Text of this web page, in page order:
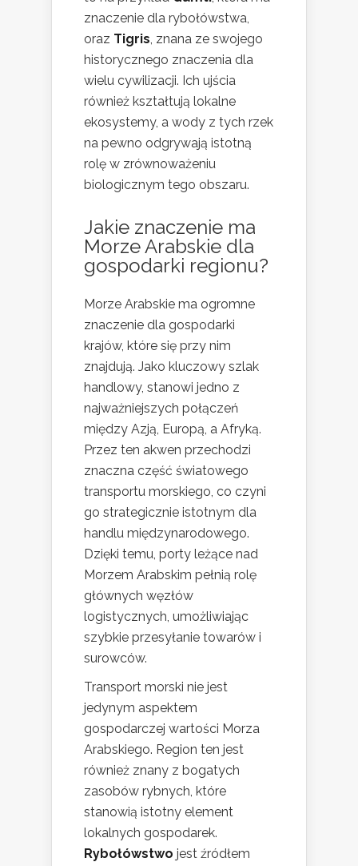
znaczenie dla rybołówstwa,
oraz Tigris, znana ze swojego
historycznego znaczenia dla
wielu cywilizacji. Ich ujścia
również kształtują lokalne
ekosystemy, a wody z tych rzek
na pewno odgrywają istotną
rolę w zrównoważeniu
biologicznym tego obszaru.
Jakie znaczenie ma
Morze Arabskie dla
gospodarki regionu?
Morze Arabskie ma ogromne
znaczenie dla gospodarki
krajów, które się przy nim
znajdują. Jako kluczowy szlak
handlowy, stanowi jedno z
najważniejszych połączeń
między Azją, Europą, a Afryką.
Przez ten akwen przechodzi
znaczna część światowego
transportu morskiego, co czyni
go strategicznie istotnym dla
handlu międzynarodowego.
Dzięki temu, porty leżące nad
Morzem Arabskim pełnią rolę
głównych węzłów
logistycznych, umożliwiając
szybkie przesyłanie towarów i
surowców.
Transport morski nie jest
jedynym aspektem
gospodarczej wartości Morza
Arabskiego. Region ten jest
również znany z bogatych
zasobów rybnych, które
stanowią istotny element
lokalnych gospodarek.
Rybołówstwo jest źródłem